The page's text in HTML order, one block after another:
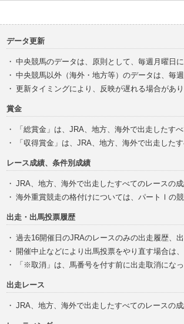
データ更新
・ 中央競馬のデータは、原則として、毎週月曜日
・ 中央競馬以外（海外・地方等）のデータは、毎
・ 更新タイミングにより、反映が遅れる場合があ
賞金
・
「総賞金」は、JRA、地方、海外で出走したす
・
「収得賞金」は、JRA、地方、海外で出走した
レース成績、条件別成績
・ JRA、地方、海外で出走したすべてのレースの
・ 海外重賞競走の格付けについては、パートⅠの
出走・出馬投票履歴
・ 過去16開催日のJRAのレースのみの出走履歴、
・ 開催中止などにより出馬投票をやり直す場合は
・
「※取消」は、馬番号を付す前に出走取消にな
出走レース
・ JRA、地方、海外で出走したすべてのレースの